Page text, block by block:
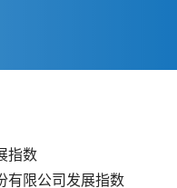
指数
有限公司发展指数